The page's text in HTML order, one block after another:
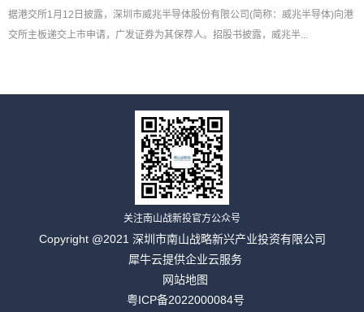
据港交所1月12日披露，深圳市威兆半导体股份有限公司(简称：威兆半导体)向港
交所主板递交上市申请，广发证券为其保荐人。招股书披露，威兆半...
关注南山战新投官方公众号
Copyright @2021 深圳市南山战略新兴产业投资有限公司
犀牛云提供企业云服务
网站地图
粤ICP备2022000084号